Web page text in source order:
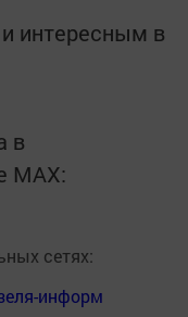
интересным в
в
MАХ:
сетях:
информ